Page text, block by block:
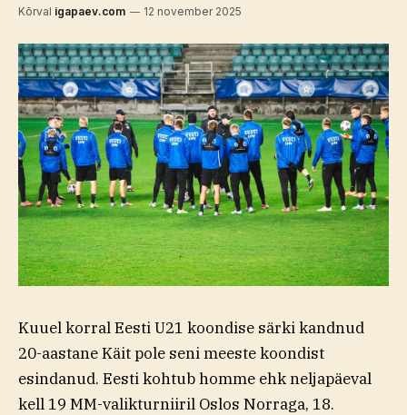
Kõrval igapaev.com 12 november 2025
Kuuel korral Eesti U21 koondise särki kandnud
20-aastane Käit pole seni meeste koondist
esindanud. Eesti kohtub homme ehk neljapäeval
kell 19 MM-valikturniiril Oslos Norraga, 18.